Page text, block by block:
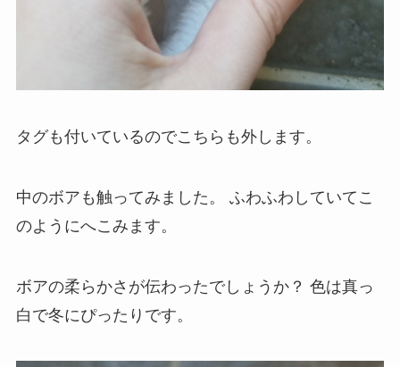
タグも付いているのでこちらも外します。
中のボアも触ってみました。
ふわふわしていてこ
のようにへこみます。
ボアの柔らかさが伝わったでしょうか？ 色は真っ
白で冬にぴったりです。